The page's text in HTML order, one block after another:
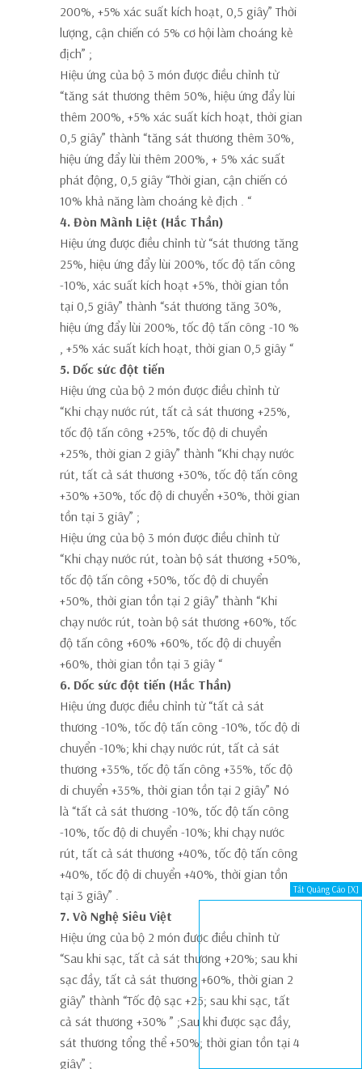
200%, +5% xác suất kích hoạt, 0,5 giây” Thời
lượng, cận chiến có 5% cơ hội làm choáng kẻ
địch” ;
Hiệu ứng của bộ 3 món được điều chỉnh từ
“tăng sát thương thêm 50%, hiệu ứng đẩy lùi
thêm 200%, +5% xác suất kích hoạt, thời gian
0,5 giây” thành “tăng sát thương thêm 30%,
hiệu ứng đẩy lùi thêm 200%, + 5% xác suất
phát động, 0,5 giây “Thời gian, cận chiến có
10% khả năng làm choáng kẻ địch . “
4. Đòn Mãnh Liệt (Hắc Thần)
Hiệu ứng được điều chỉnh từ “sát thương tăng
25%, hiệu ứng đẩy lùi 200%, tốc độ tấn công
-10%, xác suất kích hoạt +5%, thời gian tồn
tại 0,5 giây” thành “sát thương tăng 30%,
hiệu ứng đẩy lùi 200%, tốc độ tấn công -10 %
, +5% xác suất kích hoạt, thời gian 0,5 giây “
5. Dốc sức đột tiến
Hiệu ứng của bộ 2 món được điều chỉnh từ
“Khi chạy nước rút, tất cả sát thương +25%,
tốc độ tấn công +25%, tốc độ di chuyển
+25%, thời gian 2 giây” thành “Khi chạy nước
rút, tất cả sát thương +30%, tốc độ tấn công
+30% +30%, tốc độ di chuyển +30%, thời gian
tồn tại 3 giây” ;
Hiệu ứng của bộ 3 món được điều chỉnh từ
“Khi chạy nước rút, toàn bộ sát thương +50%,
tốc độ tấn công +50%, tốc độ di chuyển
+50%, thời gian tồn tại 2 giây” thành “Khi
chạy nước rút, toàn bộ sát thương +60%, tốc
độ tấn công +60% +60%, tốc độ di chuyển
+60%, thời gian tồn tại 3 giây “
6. Dốc sức đột tiến (Hắc Thần)
Hiệu ứng được điều chỉnh từ “tất cả sát
thương -10%, tốc độ tấn công -10%, tốc độ di
chuyển -10%; khi chạy nước rút, tất cả sát
thương +35%, tốc độ tấn công +35%, tốc độ
di chuyển +35%, thời gian tồn tại 2 giây” Nó
là “tất cả sát thương -10%, tốc độ tấn công
-10%, tốc độ di chuyển -10%; khi chạy nước
rút, tất cả sát thương +40%, tốc độ tấn công
+40%, tốc độ di chuyển +40%, thời gian tồn
tại 3 giây” .
7. Võ Nghệ Siêu Việt
Hiệu ứng của bộ 2 món được điều chỉnh từ
“Sau khi sạc, tất cả sát thương +20%; sau khi
sạc đầy, tất cả sát thương +60%, thời gian 2
giây” thành “Tốc độ sạc +25; sau khi sạc, tất
cả sát thương +30% ” ;Sau khi được sạc đầy,
sát thương tổng thể +50%; thời gian tồn tại 4
giây” ;
Tắt Quảng Cáo [X]